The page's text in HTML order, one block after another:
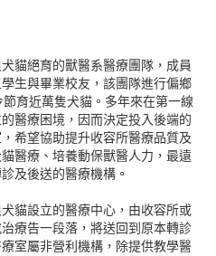
貓絕育的獸醫系醫療團隊，成員
生與畢業校友，該團隊進行偏鄉
育近萬隻犬貓。多年來在第一線
醫療困境，因而決定投入後端的
希望協助提升收容所醫療品質及
醫療、培養動保獸醫人力，最遠
及後送的醫療機構。
貓設立的醫療中心，由收容所或
療告一段落，將送回到原本轉診
室屬非營利機構，除提供教學醫